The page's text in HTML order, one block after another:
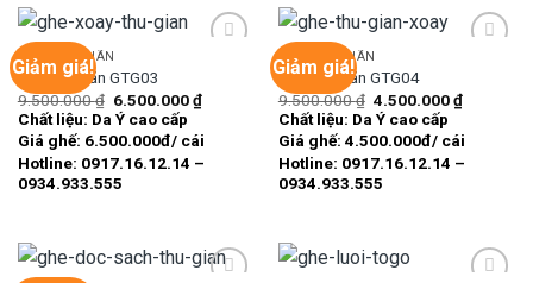
Giảm giá!
Add to
GHẾ THƯ GIÃN
Ghế thư giãn GTG03
9.500.000₫ Giá
gốc
là:
9.500.000 ₫.
6.500.000₫Giá
hiện
là:
6.500.000 ₫.
Chất liệu: Da Ý cao cấp
Giá ghế: 6.500.000đ/ cái
Hotline: 0917.16.12.14 –
0934.933.555
Giảm giá!
Add to
GHẾ THƯ GIÃN
Ghế thư giãn GTG04
9.500.000₫ Giá
gốc
là:
9.500.000 ₫.
4.500.000₫Giá
hiện
là:
Chất liệu: Da Ý cao cấp
Giá ghế: 4.500.000đ/ cái
Hotline: 0917.16.12.14 –
0934.933.555